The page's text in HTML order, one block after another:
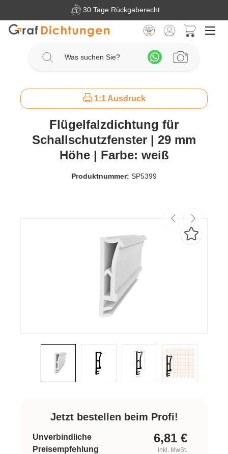
Zum Hauptinhalt springen30 Tage Rückgaberecht
1:1 Ausdruck
Flügelfalzdichtung für
Schallschutzfenster | 29 mm
Höhe | Farbe: weiß
Produktnummer: SP5399
Jetzt bestellen beim Profi!
Unverbindliche
Preisempfehlung
6,81 €
inkl. MwSt.